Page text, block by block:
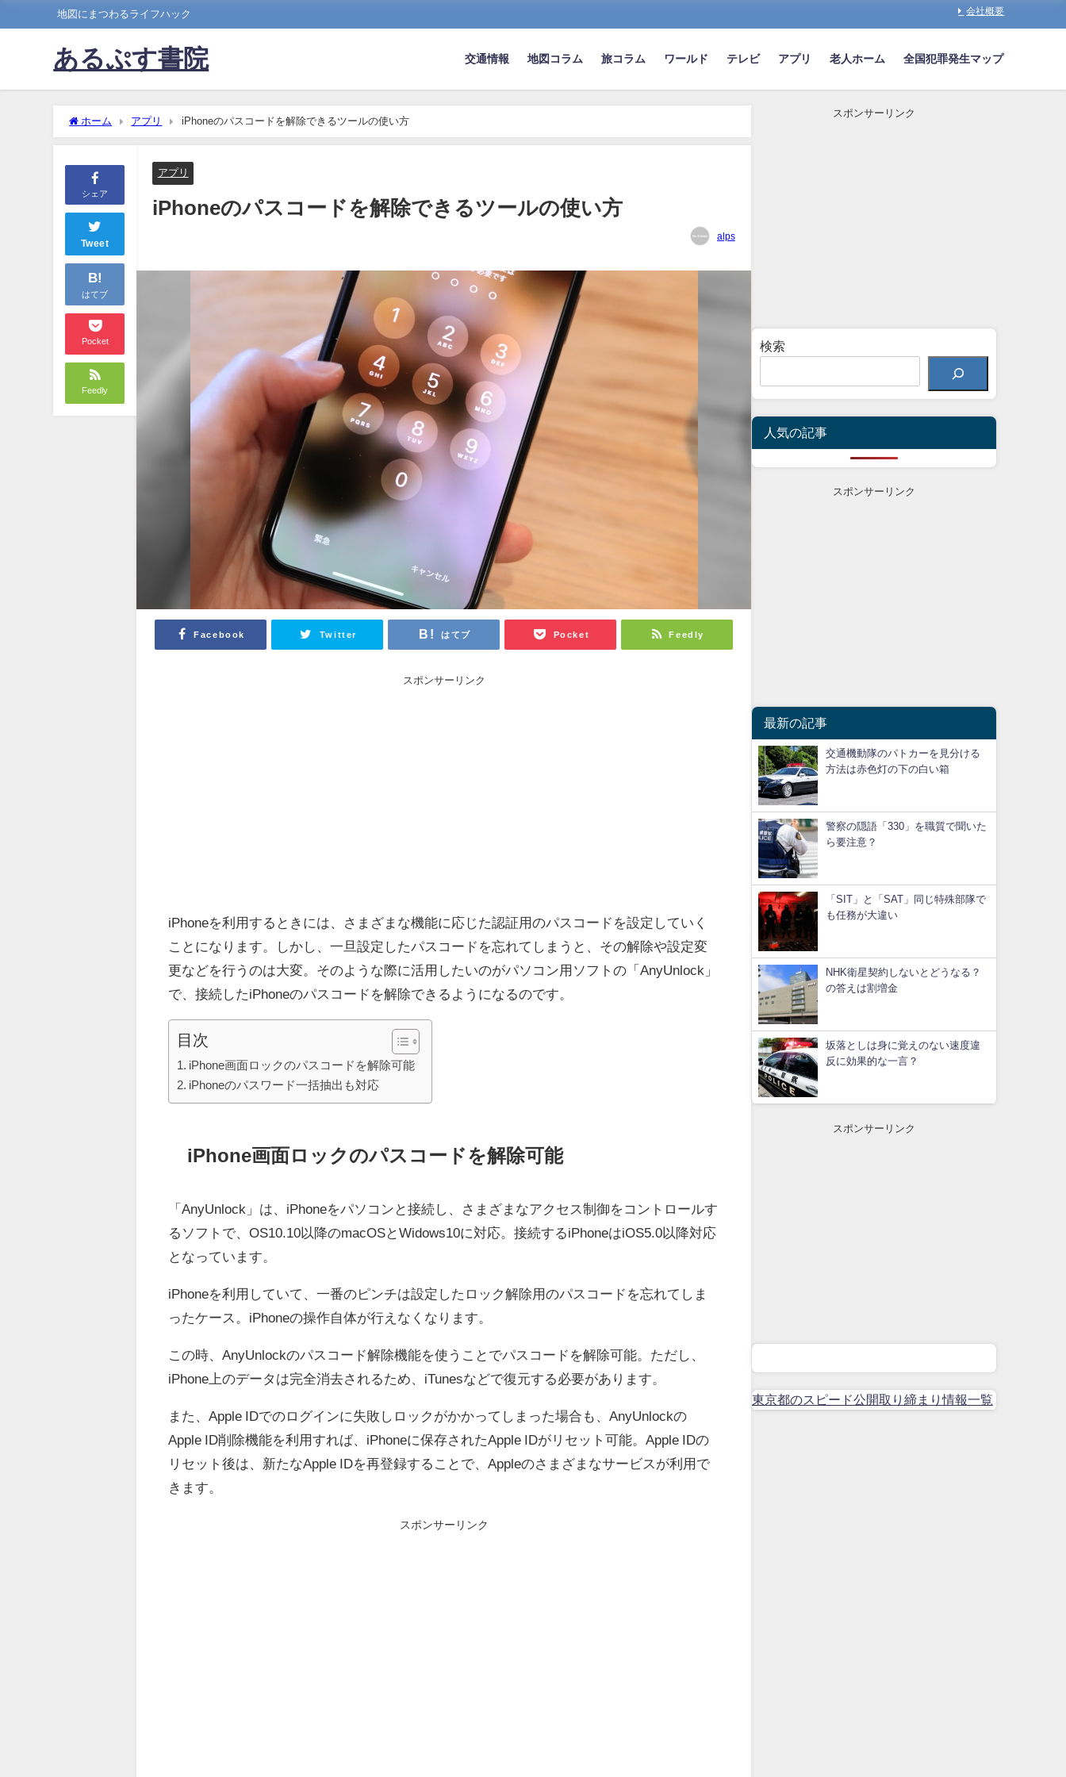
地図にまつわるライフハック 会社概要
あるぷす書院 交通情報 地図コラム 旅コラム ワールド テレビ アプリ 老人ホーム 全国犯罪発生マップ
ホーム アプリ iPhoneのパスコードを解除できるツールの使い方
シェア
Tweet
B!
はてブ
Pocket
Feedly
アプリ
iPhoneのパスコードを解除できるツールの使い方
alps
Facebook Twitter はてブ Pocket Feedly
スポンサーリンク
iPhoneを利用するときには、さまざまな機能に応じた認証用のパスコードを設定していく
ことになります。しかし、一旦設定したパスコードを忘れてしまうと、その解除や設定変
更などを行うのは大変。そのような際に活用したいのがパソコン用ソフトの「AnyUnlock」
で、接続したiPhoneのパスコードを解除できるようになるのです。
目次
iPhone画面ロックのパスコードを解除可能
iPhoneのパスワード一括抽出も対応
iPhone画面ロックのパスコードを解除可能
「AnyUnlock」は、iPhoneをパソコンと接続し、さまざまなアクセス制御をコントロールす
るソフトで、OS10.10以降のmacOSとWidows10に対応。接続するiPhoneはiOS5.0以降対応
となっています。
iPhoneを利用していて、一番のピンチは設定したロック解除用のパスコードを忘れてしま
ったケース。iPhoneの操作自体が行えなくなります。
この時、AnyUnlockのパスコード解除機能を使うことでパスコードを解除可能。ただし、
iPhone上のデータは完全消去されるため、iTunesなどで復元する必要があります。
また、Apple IDでのログインに失敗しロックがかかってしまった場合も、AnyUnlockの
Apple ID削除機能を利用すれば、iPhoneに保存されたApple IDがリセット可能。Apple IDの
リセット後は、新たなApple IDを再登録することで、Appleのさまざまなサービスが利用で
きます。
スポンサーリンク
スポンサーリンク
検索
人気の記事
スポンサーリンク
最新の記事
交通機動隊のパトカーを見分ける
方法は赤色灯の下の白い箱
警察の隠語「330」を職質で聞いた
ら要注意？
「SIT」と「SAT」同じ特殊部隊で
も任務が大違い
NHK衛星契約しないとどうなる？
の答えは割増金
坂落としは身に覚えのない速度違
反に効果的な一言？
スポンサーリンク
東京都のスピード公開取り締まり情報一覧